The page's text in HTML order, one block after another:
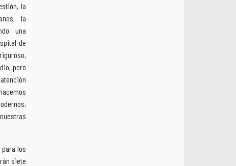
la
la
una
de
pero
los
siete